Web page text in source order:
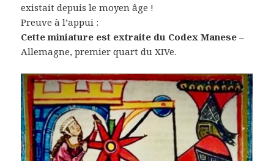
existait depuis le moyen âge !
Preuve à l’appui :
Cette miniature est extraite du Codex Manese –
Allemagne, premier quart du XIVe.